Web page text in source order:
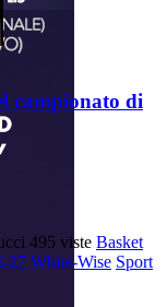
campionato di
495 viste Basket
27 White-Wise Sport